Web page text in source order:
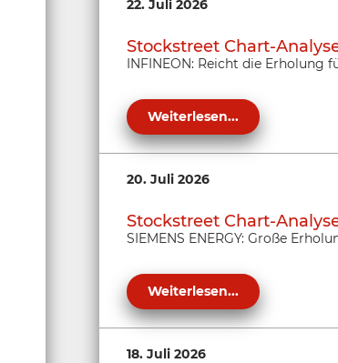
22. Juli 2026
Stockstreet Chart-
INFINEON: Reicht die Erholung
Weiterlesen...
20. Juli 2026
Stockstreet Chart-
SIEMENS ENERGY: Große
Weiterlesen...
18. Juli 2026